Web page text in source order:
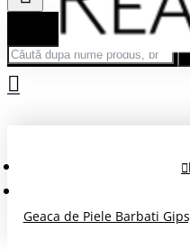
Căută după nume
Geaca de Piele Barbati